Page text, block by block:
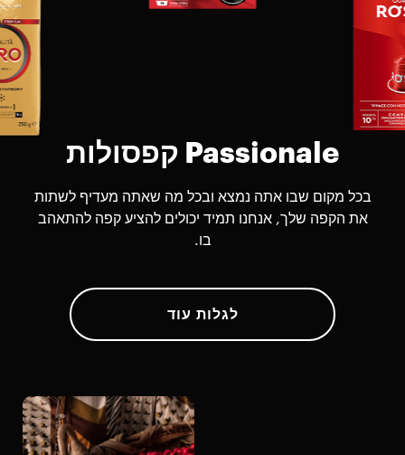
Passionale קפסולות
בכל מקום שבו אתה נמצא ובכל מה שאתה מעדיף לשתות
את הקפה שלך, אנחנו תמיד יכולים להציע קפה להתאהב
בו.
לגלות עוד